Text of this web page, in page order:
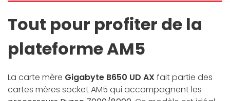
Tout pour profiter de la
plateforme AM5
La carte mère Gigabyte B650 UD AX fait partie des
cartes mères socket AM5 qui accompagnent les